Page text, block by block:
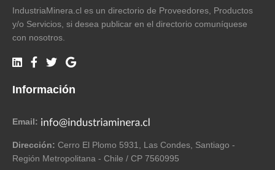
IndustriaMinera.cl es un directorio de Proveedores, Productos
y/o Servicios, si desea publicar en el directorio comuníquese
con nosotros.
Información
Email:
Dirección: Cerro El Plomo 5931, Las Condes, Santiago -
Región Metropolitana - Chile / CP 7560995